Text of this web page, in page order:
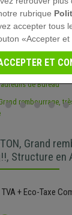
chez
durée limitée -
de Bureau
Grand
Structure en
+ Eco-Taxe
rubrique
accepter tous
«Accepter et
ET